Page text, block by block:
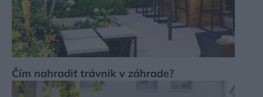
Čím nahradiť trávnik v záhrade?